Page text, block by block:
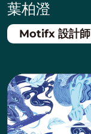
葉柏澄
Motifx 設計師